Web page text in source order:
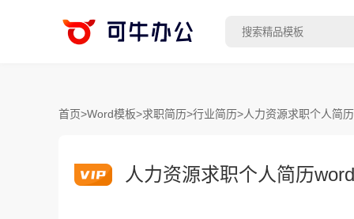
首页>Word模板>求职简历>行业简历>人力资源求职个人简
人力资源求职个人简历